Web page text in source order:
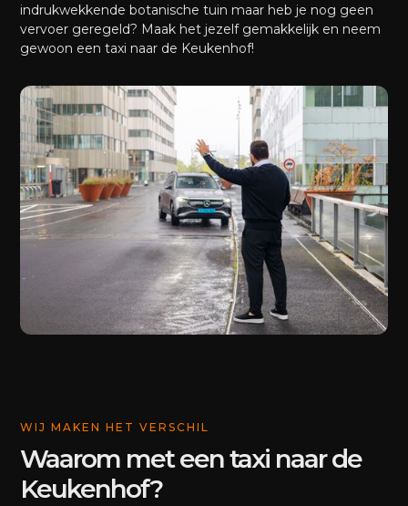
indrukwekkende botanische tuin maar heb je nog geen
vervoer geregeld? Maak het jezelf gemakkelijk en neem
gewoon een taxi naar de Keukenhof!
WIJ MAKEN HET VERSCHIL
Waarom met een taxi naar de
Keukenhof?